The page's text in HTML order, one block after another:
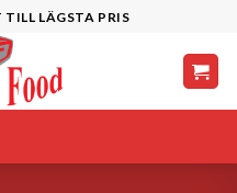
TILL LÄGSTA PRIS